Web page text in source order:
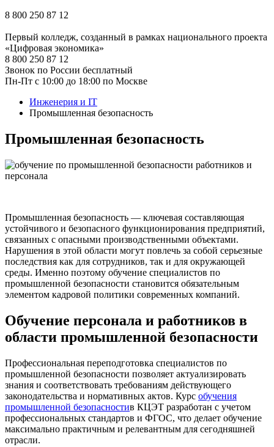
8 800 250 87 12
Первый колледж, созданный в рамках национального проекта
«Цифровая экономика»
8 800 250 87 12
Звонок по России бесплатный
Пн-Пт с 10:00 до 18:00 по Москве
Инженерия и IT
Промышленная безопасность
Промышленная безопасность
Промышленная безопасность — ключевая составляющая
устойчивого и безопасного функционирования предприятий,
связанных с опасными производственными объектами.
Нарушения в этой области могут повлечь за собой серьезные
последствия как для сотрудников, так и для окружающей
среды. Именно поэтому обучение специалистов по
промышленной безопасности становится обязательным
элементом кадровой политики современных компаний.
Обучение персонала и работников в
области промышленной безопасности
Профессиональная переподготовка специалистов по
промышленной безопасности позволяет актуализировать
знания и соответствовать требованиям действующего
законодательства и нормативных актов. Курс обучения
промышленной безопасностив КЦЭТ разработан с учетом
профессиональных стандартов и ФГОС, что делает обучение
максимально практичным и релевантным для сегодняшней
отрасли.